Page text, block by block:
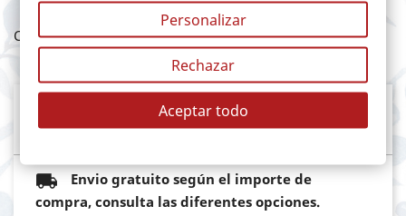
Compartir
Mediante pasarela de pago segura del
Banco Sabadell
Envio gratuito según el importe de
compra, consulta las diferentes opciones.
Personalizar
Rechazar
Aceptar todo